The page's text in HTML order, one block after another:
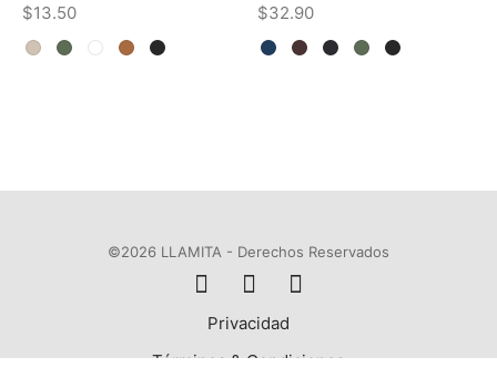
$13.50
$32.90
©2026 LLAMITA - Derechos Reservados
Privacidad
Términos & Condiciones